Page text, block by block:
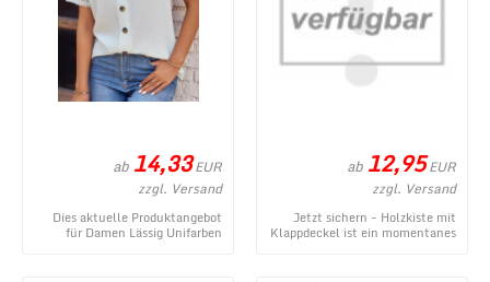
ab 14,33EUR
zzgl. Versand
Dies aktuelle Produktangebot
für Damen Lässig Unifarben
ab 12,95EUR
zzgl. Versand
Jetzt sichern - Holzkiste mit
Klappdeckel ist ein momentanes